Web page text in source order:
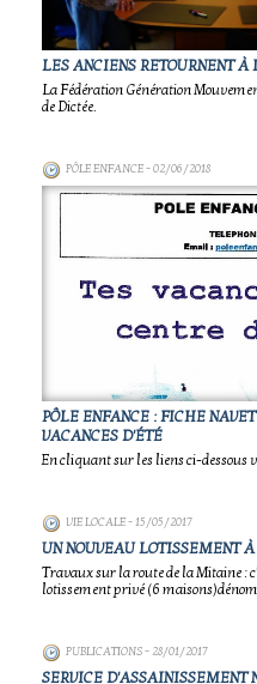
LES ANCIENS RETOURNENT
La Fédération Génération
de Dictée.
PÔLE ENFANCE- 02/06/2018
PÔLE ENFANCE : FICHE
VACANCES D'ÉTÉ
En cliquant sur les liens ci-dessous
VIE LOCALE- 15/05/2017
UN NOUVEAU LOTISSEMENT
Travaux sur la route de la Mitaine :
lotissement privé (6
PUBLICATIONS- 28/01/2017
SERVICE D'ASSAINISSEMENT